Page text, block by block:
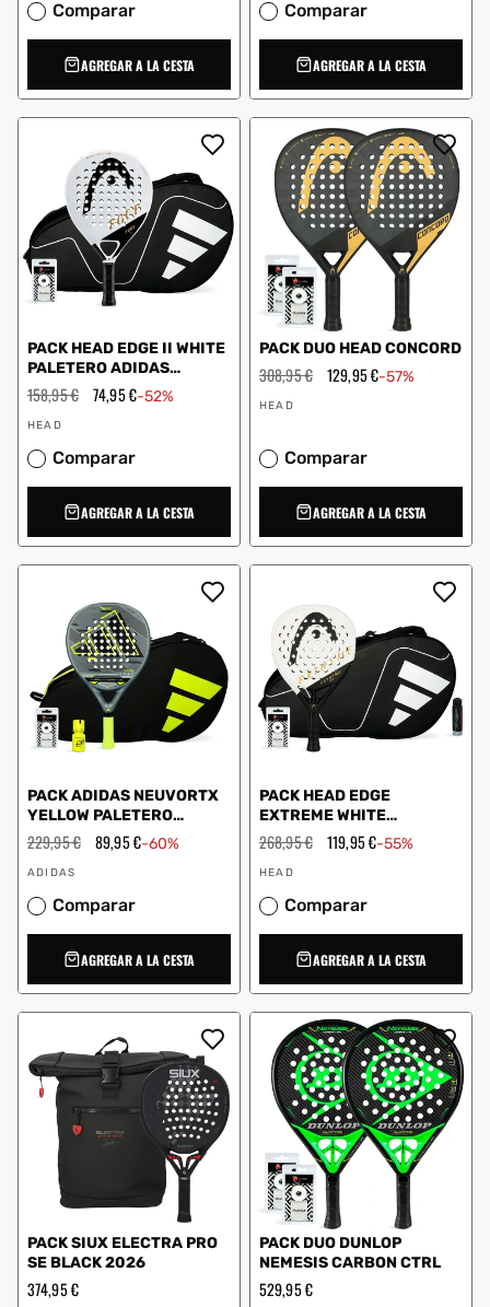
Comparar
AGREGAR A LA CESTA
Comparar
AGREGAR A LA CESTA
PACK HEAD EDGE II WHITE
PALETERO ADIDAS
CARBON CTR WHITE
Precio
habitual
158,95 € Precio
de
74,95 €-52%
Proveedor:
HEAD
Comparar
AGREGAR A LA CESTA
PACK DUO HEAD CONCORD
Precio
habitual
308,95 € Precio
129,95 €-57%
Proveedor:
HEAD
Comparar
AGREGAR A LA CESTA
PACK ADIDAS NEUVORTX
YELLOW PALETERO
CONTROL DRY GRIP
Precio
habitual
229,95 € Precio
de
89,95 €-60%
Proveedor:
ADIDAS
Comparar
AGREGAR A LA CESTA
PACK HEAD EDGE
EXTREME WHITE
PALETERO ADIDAS
CARBON CTR WHITE
Precio
habitual
268,95 € Precio
119,95 €-55%
Proveedor:
HEAD
Comparar
AGREGAR A LA CESTA
PACK SIUX ELECTRA PRO
SE BLACK 2026
Precio
374,95 €
PACK DUO DUNLOP
NEMESIS CARBON CTRL
Precio
529,95 €